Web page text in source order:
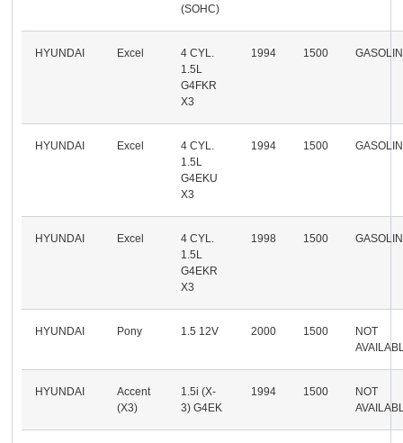
(SOHC)
HYUNDAI Excel
4 CYL.
1.5L
G4FKR
X3
1994 1500
HYUNDAI Excel
4 CYL.
1.5L
G4EKU
X3
1994 1500
HYUNDAI Excel
4 CYL.
1.5L
G4EKR
X3
1998 1500
HYUNDAI Pony 1.5 12V 2000 1500
NOT
HYUNDAI
Accent
(X3)
1.5i (X-
3) G4EK
1994 1500
NOT